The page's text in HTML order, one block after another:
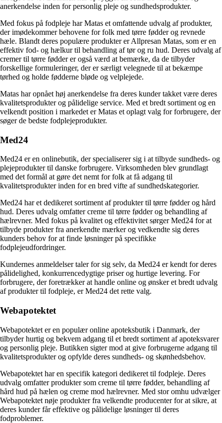
anerkendelse inden for personlig pleje og sundhedsprodukter.
Med fokus på fodpleje har Matas et omfattende udvalg af produkter,
der imødekommer behovene for folk med tørre fødder og revnede
hæle. Blandt deres populære produkter er Allpresan Matas, som er en
effektiv fod- og hælkur til behandling af tør og ru hud. Deres udvalg af
cremer til tørre fødder er også værd at bemærke, da de tilbyder
forskellige formuleringer, der er særligt velegnede til at bekæmpe
tørhed og holde fødderne bløde og velplejede.
Matas har opnået høj anerkendelse fra deres kunder takket være deres
kvalitetsprodukter og pålidelige service. Med et bredt sortiment og en
velkendt position i markedet er Matas et oplagt valg for forbrugere, der
søger de bedste fodplejeprodukter.
Med24
Med24 er en onlinebutik, der specialiserer sig i at tilbyde sundheds- og
plejeprodukter til danske forbrugere. Virksomheden blev grundlagt
med det formål at gøre det nemt for folk at få adgang til
kvalitetsprodukter inden for en bred vifte af sundhedskategorier.
Med24 har et dedikeret sortiment af produkter til tørre fødder og hård
hud. Deres udvalg omfatter creme til tørre fødder og behandling af
hælrevner. Med fokus på kvalitet og effektivitet sørger Med24 for at
tilbyde produkter fra anerkendte mærker og vedkendte sig deres
kunders behov for at finde løsninger på specifikke
fodplejeudfordringer.
Kundernes anmeldelser taler for sig selv, da Med24 er kendt for deres
pålidelighed, konkurrencedygtige priser og hurtige levering. For
forbrugere, der foretrækker at handle online og ønsker et bredt udvalg
af produkter til fodpleje, er Med24 det rette valg.
Webapotektet
Webapotektet er en populær online apoteksbutik i Danmark, der
tilbyder hurtig og bekvem adgang til et bredt sortiment af apoteksvarer
og personlig pleje. Butikken sigter mod at give forbrugerne adgang til
kvalitetsprodukter og opfylde deres sundheds- og skønhedsbehov.
Webapotektet har en specifik kategori dedikeret til fodpleje. Deres
udvalg omfatter produkter som creme til tørre fødder, behandling af
hård hud på hælen og creme mod hælrevner. Med stor omhu udvælger
Webapotektet nøje produkter fra velkendte producenter for at sikre, at
deres kunder får effektive og pålidelige løsninger til deres
fodproblemer.